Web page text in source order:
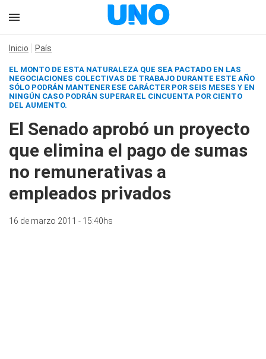
Inicio País
EL MONTO DE ESTA NATURALEZA QUE SEA PACTADO EN LAS
NEGOCIACIONES COLECTIVAS DE TRABAJO DURANTE ESTE AÑO
SÓLO PODRÁN MANTENER ESE CARÁCTER POR SEIS MESES Y EN
NINGÚN CASO PODRÁN SUPERAR EL CINCUENTA POR CIENTO
DEL AUMENTO.
El Senado aprobó un proyecto
que elimina el pago de sumas
no remunerativas a
empleados privados
16 de marzo 2011 - 15:40hs